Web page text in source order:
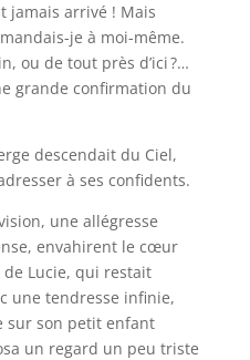
jamais arrivé ! Mais
je à moi-même.
ou de tout près d’ici ?…
grande confirmation du
descendait du Ciel,
à ses confidents.
une allégresse
envahirent le cœur
Lucie, qui restait
une tendresse infinie,
sur son petit enfant
un regard un peu triste